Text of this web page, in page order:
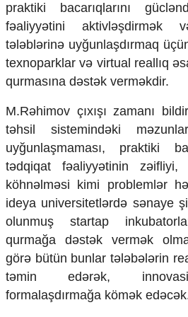
İqtisadiyyat
İqtisadi xəbərlər
Energetika
Neft-qaz
Əmək və sosial siyasət
Kənd təsərrüfatı
Hərbi sənaye
Telekommunikasiya və
COP29
Cəmiyyət
Crossmedia.az - 1 yaş
Siyasət
Məhkəmə və hüquq
Ekologiya
Zəfər - 5
Gənclər və İdman
Media və QHT
praktiki bacarıqlarını
fəaliyyətini aktivləşdirmək
tələblərinə uyğunlaşdırmaq
texnoparklar və virtual reallıq
qurmasına dəstək verməkdir.
M.Rəhimov çıxışı zamanı
təhsil sistemindəki
uyğunlaşmaması, praktiki
tədqiqat fəaliyyətinin zəifliyi,
köhnəlməsi kimi problemlər
ideya universitetlərdə sənaye
olunmuş startap
qurmağa dəstək vermək
görə bütün bunlar tələbələrin
təmin edərək,
formalaşdırmağa kömək